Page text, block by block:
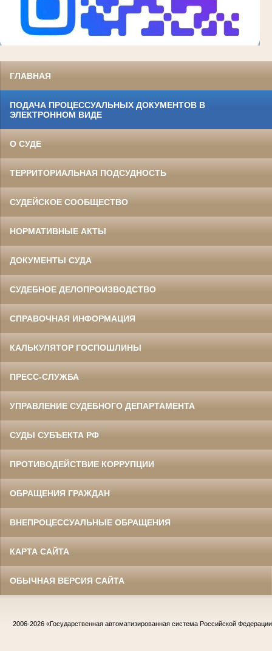
ГЛАВНАЯ
ПОДАЧА ПРОЦЕССУАЛЬНЫХ ДОКУМЕНТОВ В
ЭЛЕКТРОННОМ ВИДЕ
О СУДЕ
ТЕРРИТОРИАЛЬНАЯ ПОДСУДНОСТЬ
СУДЕЙСКОЕ СООБЩЕСТВО
НОРМАТИВНЫЕ АКТЫ
ДОКУМЕНТЫ СУДА
СУДЕБНОЕ ДЕЛОПРОИЗВОДСТВО
СПРАВОЧНАЯ ИНФОРМАЦИЯ
КАЛЬКУЛЯТОР ГОСПОШЛИНЫ
ПРЕСС-СЛУЖБА
УПРАВЛЕНИЕ СУДЕБНОГО ДЕПАРТАМЕНТА
СУДЫ СУБЪЕКТА РФ
ПРОТИВОДЕЙСТВИЕ КОРРУПЦИИ
ОБРАЩЕНИЯ ГРАЖДАН
ВНЕПРОЦЕССУАЛЬНЫЕ ОБРАЩЕНИЯ
КАРТА САЙТА
ОБЫЧНАЯ ВЕРСИЯ САЙТА
2006-2026 «Государственная автоматизированная система Российской